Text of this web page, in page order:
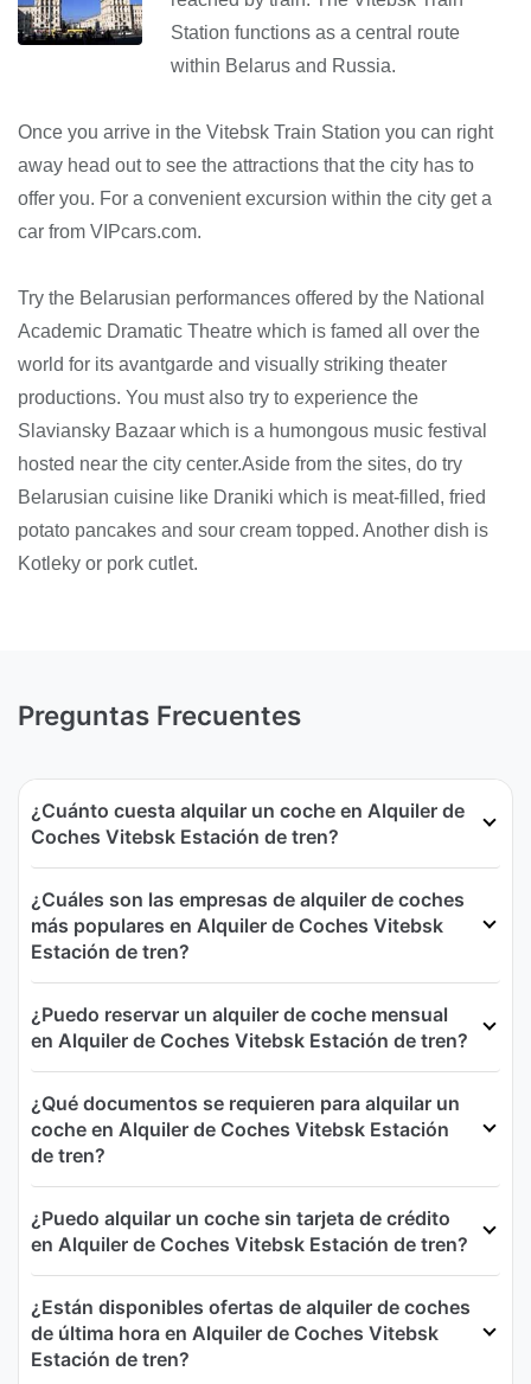
Station functions as a central route
within Belarus and Russia.
Once you arrive in the Vitebsk Train Station you can right
away head out to see the attractions that the city has to
offer you. For a convenient excursion within the city get a
car from VIPcars.com.
Try the Belarusian performances offered by the National
Academic Dramatic Theatre which is famed all over the
world for its avantgarde and visually striking theater
productions. You must also try to experience the
Slaviansky Bazaar which is a humongous music festival
hosted near the city center.Aside from the sites, do try
Belarusian cuisine like Draniki which is meat-filled, fried
potato pancakes and sour cream topped. Another dish is
Kotleky or pork cutlet.
Preguntas Frecuentes
¿Cuánto cuesta alquilar un coche en Alquiler de
Coches Vitebsk Estación de tren?
¿Cuáles son las empresas de alquiler de coches
más populares en Alquiler de Coches Vitebsk
Estación de tren?
¿Puedo reservar un alquiler de coche mensual
en Alquiler de Coches Vitebsk Estación de tren?
¿Qué documentos se requieren para alquilar un
coche en Alquiler de Coches Vitebsk Estación
de tren?
¿Puedo alquilar un coche sin tarjeta de crédito
en Alquiler de Coches Vitebsk Estación de tren?
¿Están disponibles ofertas de alquiler de coches
de última hora en Alquiler de Coches Vitebsk
Estación de tren?